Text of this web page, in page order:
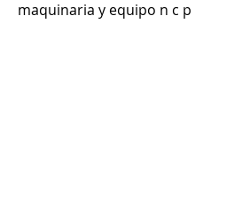
maquinaria y equipo n c p